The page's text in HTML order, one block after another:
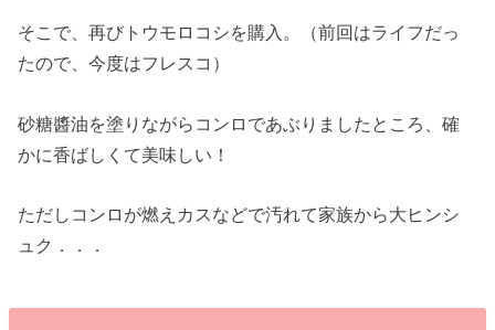
そこで、再びトウモロコシを購入。（前回はライフだっ
たので、今度はフレスコ）
砂糖醬油を塗りながらコンロであぶりましたところ、確
かに香ばしくて美味しい！
ただしコンロが燃えカスなどで汚れて家族から大ヒンシ
ュク．．．